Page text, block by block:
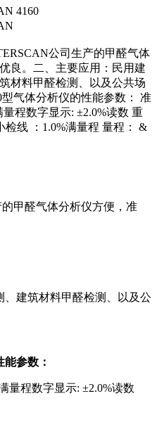
4160
公司生产的甲醛气体
良。二、主要应用：民用建
材料甲醛检测、以及公共场
气体分析仪的性能参数： 准
程数字显示: ±2.0%读数 重
检线 ：1.0%满量程 量程： &
甲醛气体分析仪方便，准
、建筑材料甲醛检测、以及公
能参数：
量程数字显示: ±2.0%读数